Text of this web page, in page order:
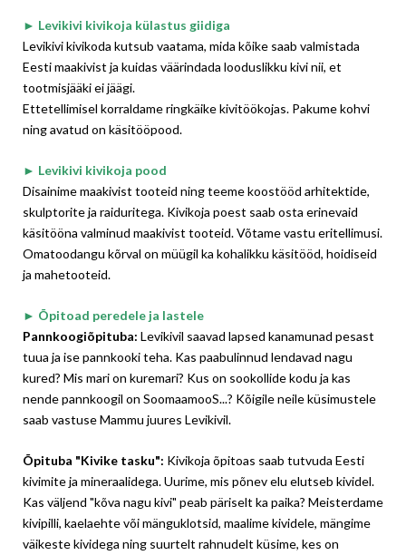
► Levikivi kivikoja külastus giidiga
Levikivi kivikoda kutsub vaatama, mida kõike saab valmistada
Eesti maakivist ja kuidas väärindada looduslikku kivi nii, et
tootmisjääki ei jäägi.
Ettetellimisel korraldame ringkäike kivitöökojas. Pakume kohvi
ning avatud on käsitööpood.
► Levikivi kivikoja pood
Disainime maakivist tooteid ning teeme koostööd arhitektide,
skulptorite ja raiduritega. Kivikoja poest saab osta erinevaid
käsitööna valminud maakivist tooteid. Võtame vastu eritellimusi.
Omatoodangu kõrval on müügil ka kohalikku käsitööd, hoidiseid
ja mahetooteid.
► Õpitoad peredele ja lastele
Pannkoogiõpituba: Levikivil saavad lapsed kanamunad pesast
tuua ja ise pannkooki teha. Kas paabulinnud lendavad nagu
kured? Mis mari on kuremari? Kus on sookollide kodu ja kas
nende pannkoogil on SoomaamooS...? Kõigile neile küsimustele
saab vastuse Mammu juures Levikivil.
Õpituba "Kivike tasku": Kivikoja õpitoas saab tutvuda Eesti
kivimite ja mineraalidega. Uurime, mis põnev elu elutseb kividel.
Kas väljend "kõva nagu kivi" peab päriselt ka paika? Meisterdame
kivipilli, kaelaehte või mänguklotsid, maalime kividele, mängime
väikeste kividega ning suurtelt rahnudelt küsime, kes on